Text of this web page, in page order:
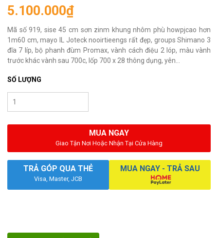
5.100.000₫
Mã số 919, sise 45 cm sơn zinm khung nhôm phù howpjcao hơn
1m60 cm, mayo IL Joteck nooirtieengs rất đẹp, groups Shimano 3
đĩa 7 líp, bộ phanh đùm Promax, vành cách điệu 2 lóp, màu vành
trước khác vành sau 700c, lốp 700 x 28 thông dụng, yên...
SỐ LƯỢNG
MUA NGAY
Giao Tận Nơi Hoặc Nhận Tại Cửa Hàng
TRẢ GÓP QUA THẺ
Visa, Master, JCB
MUA NGAY - TRẢ SAU